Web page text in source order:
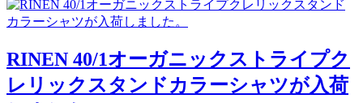
RINEN 40/1オーガニックストライプク
レリックスタンドカラーシャツが入荷